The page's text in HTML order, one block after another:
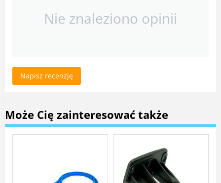
Nie znaleziono opinii
Napisz recenzję
Może Cię zainteresować także